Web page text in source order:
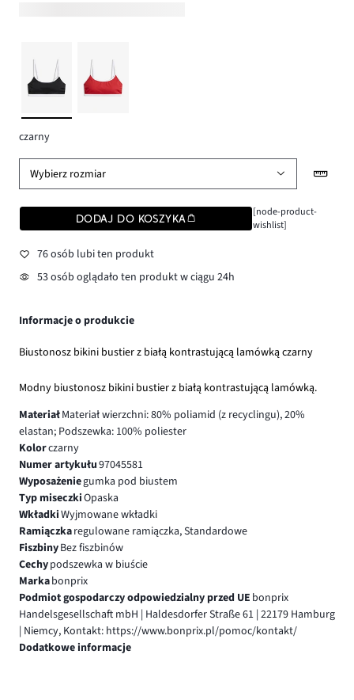
czarny
Wybierz rozmiar
DODAJ DO KOSZYKA
[node-product-
wishlist]
76 osób lubi ten produkt
53 osób oglądało ten produkt w ciągu 24h
Informacje o produkcie
Biustonosz bikini bustier z białą kontrastującą lamówką czarny
Modny biustonosz bikini bustier z białą kontrastującą lamówką.
MateriałMateriał wierzchni: 80% poliamid (z recyclingu), 20%
elastan; Podszewka: 100% poliester
Kolorczarny
Numer artykułu97045581
Wyposażeniegumka pod biustem
Typ miseczkiOpaska
WkładkiWyjmowane wkładki
Ramiączkaregulowane ramiączka, Standardowe
FiszbinyBez fiszbinów
Cechypodszewka w biuście
Markabonprix
Podmiot gospodarczy odpowiedzialny przed UE bonprix
Handelsgesellschaft mbH | Haldesdorfer Straße 61 | 22179 Hamburg
| Niemcy, Kontakt: https://www.bonprix.pl/pomoc/kontakt/
Dodatkowe informacje